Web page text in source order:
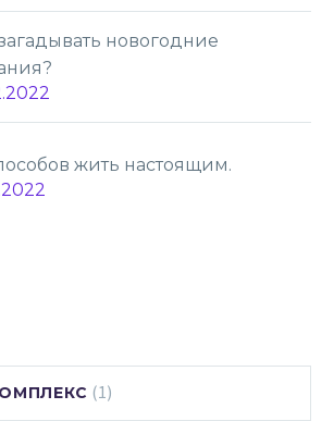
новогодние
жить настоящим.
(1)